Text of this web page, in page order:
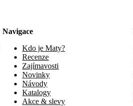
Navigace
Kdo je Maty?
Recenze
Zajímavosti
Novinky
Návody
Katalogy
Akce & slevy